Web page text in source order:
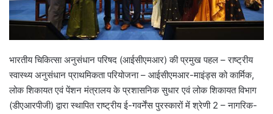
भारतीय चिकित्सा अनुसंधान परिषद (आईसीएमआर) की प्रमुख पहल – राष्ट्रीय
स्वास्थ्य अनुसंधान प्राथमिकता परियोजना – आईसीएमआर-माइंड्स को कार्मिक,
लोक शिकायत एवं पेंशन मंत्रालय के प्रशासनिक सुधार एवं लोक शिकायत विभाग
(डीएआरपीजी) द्वारा स्थापित राष्ट्रीय ई-गवर्नेंस पुरस्कारों में श्रेणी 2 – नागरिक-